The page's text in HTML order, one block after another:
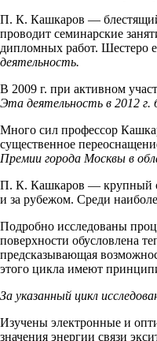
П. К. Кашкаров — блестящий
проводит семинарские
дипломных работ. Шестеро
деятельность.
В 2009 г. при активном
Эта деятельность в 2012 г.
Много сил профессор
существенное
Премии города Москвы в
П. К. Кашкаров — крупный
и за рубежом. Среди
Подробно исследованы
поверхности обусловлена
предсказывающая
этого цикла имеют
За указанный цикл
Изучены электронные и
значения энергии связи